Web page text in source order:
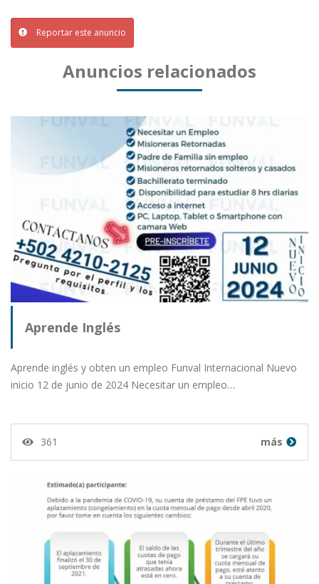
Reportar este anuncio
Anuncios relacionados
Aprende Inglés
Aprende inglés y obten un empleo Funval Internacional Nuevo
inicio 12 de junio de 2024 Necesitar un empleo…
361 más